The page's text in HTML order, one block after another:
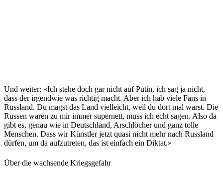
Und weiter: «Ich stehe doch gar nicht auf Putin, ich sag ja nicht,
dass der irgendwie was richtig macht. Aber ich hab viele Fans in
Russland. Du magst das Land vielleicht, weil du dort mal warst. Die
Russen waren zu mir immer supernett, muss ich echt sagen. Also da
gibt es, genau wie in Deutschland, Arschlöcher und ganz tolle
Menschen. Dass wir Künstler jetzt quasi nicht mehr nach Russland
dürfen, um da aufzutreten, das ist einfach ein Diktat.»
Über die wachsende Kriegsgefahr